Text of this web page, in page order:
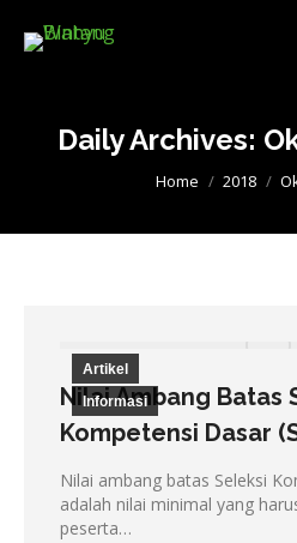
Daily Archives:
You are here:
Home 2018
Artikel
Informasi
Nilai Ambang Batas
Kompetensi Dasar
Nilai ambang batas Seleksi
adalah nilai minimal yang
peserta…